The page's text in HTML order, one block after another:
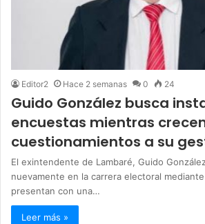
Editor2 Hace 2 semanas 0 24
Guido González busca
encuestas mientras
cuestionamientos a su
El exintendente de Lambaré, Guido
nuevamente en la carrera electoral
presentan con una…
Leer más »